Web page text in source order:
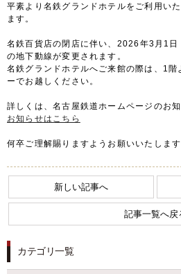
RESTAURANT
インフォメーション
館内施設
よくあるご質問
お問合せ
お取引様用通報窓口
会社概要
平素より名鉄グランドホテルをご利用い
ます。
名鉄百貨店の閉店に伴い、2026年3月1日
の地下動線が変更されます。
名鉄グランドホテルへご来館の際は、1階
ーでお越しください。
詳しくは、名古屋鉄道ホームページのお
お知らせはこちら
何卒ご理解賜りますようお願いいたします
新しい記事へ
記事一覧へ戻
カテゴリ一覧